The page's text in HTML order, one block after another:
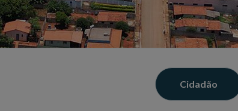
Cidadão